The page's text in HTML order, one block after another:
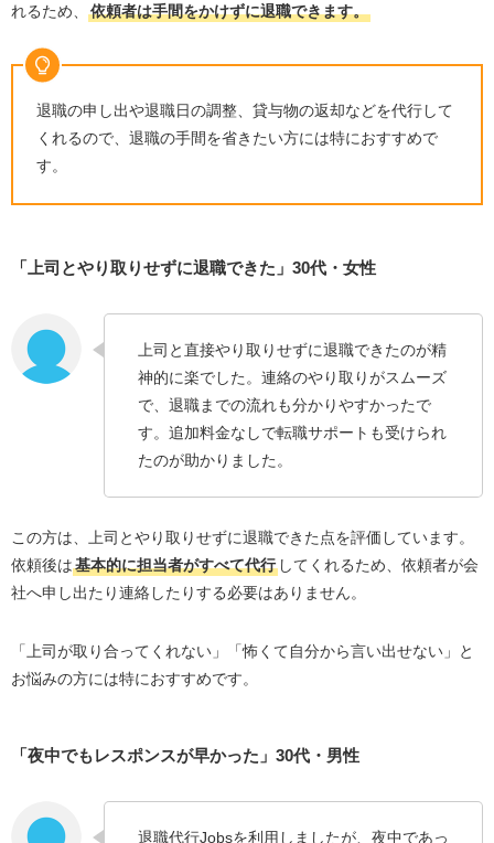
退職代行Jobsはこんな人におすすめ！
「明日、いや今日中にでも退職したい！」という人
転職活動までテンポよく行いたい人
退職代行Jobsを利用して実際に退職するまでの流れ
ステップ１：Jobsに連絡して退職代行を依頼する
ステップ３：退職の手続きと備品返却
ステップ４：退職完了
退職代行Jobsを利用する際の注意点
る人は要注意
料金体系に注意
退職代行Jobsと他の退職代行サービスとの違いを比較
【Q&A】退職代行Jobsに関するよくある質問
後任が見つかるまで退職しないでほしいと言われま
す
会社から自分に連絡はきませんか？
会社を辞めたくてお困りの方は退職代行Jobsに相談しよ
れるため、
依頼者は手間をかけずに退職できます。
退職の申し出や退職日の調整、貸与物の返却などを代行して
くれるので、退職の手間を省きたい方には特におすすめで
す。
「上司とやり取りせずに退職できた」30代・女性
上司と直接やり取りせずに退職できたのが精
神的に楽でした。連絡のやり取りがスムーズ
で、退職までの流れも分かりやすかったで
す。追加料金なしで転職サポートも受けられ
たのが助かりました。
この方は、上司とやり取りせずに退職できた点を評価しています。
依頼後は基本的に担当者がすべて代行してくれるため、依頼者が会
社へ申し出たり連絡したりする必要はありません。
「上司が取り合ってくれない」「怖くて自分から言い出せない」と
お悩みの方には特におすすめです。
「夜中でもレスポンスが早かった」30代・男性
退職代行Jobsを利用しましたが、夜中であっ